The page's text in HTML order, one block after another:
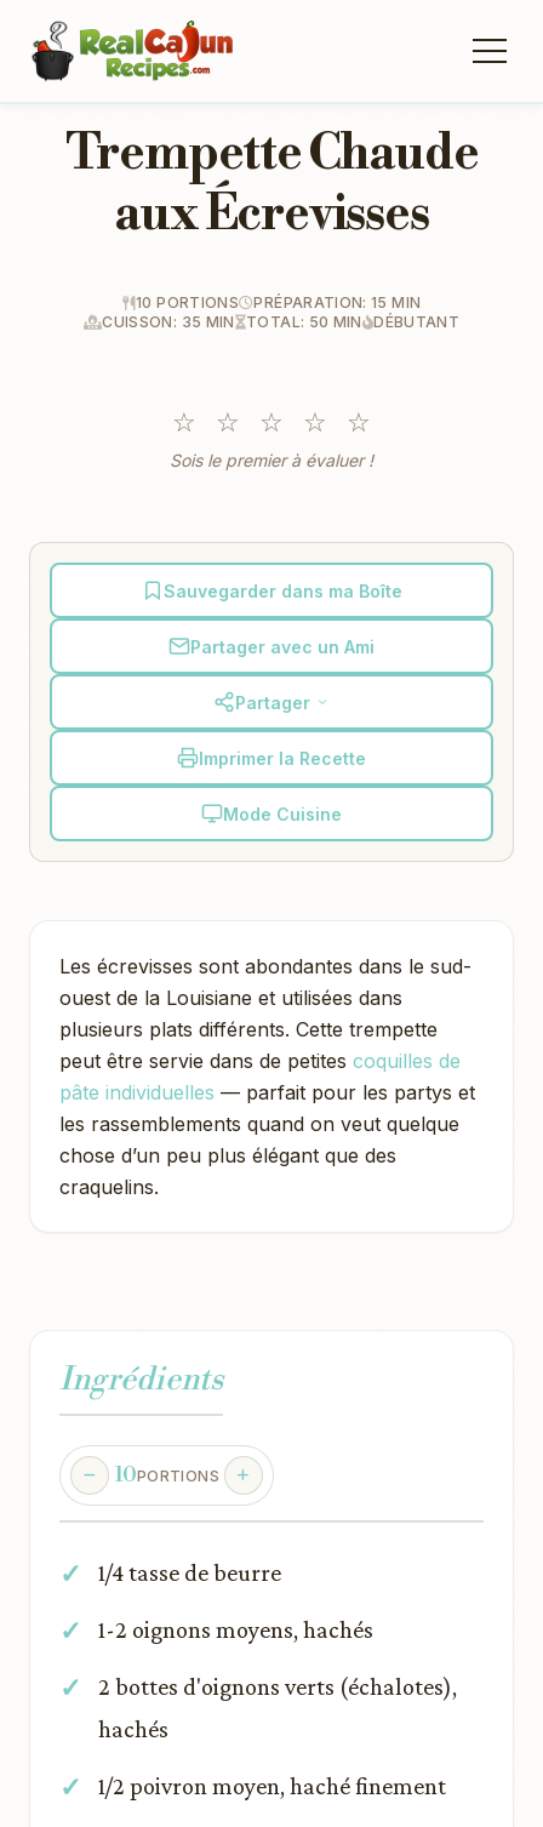
Trempette Chaude
aux Écrevisses
10 PORTIONS
PRÉPARATION: 15 MIN
CUISSON: 35 MIN
TOTAL: 50 MIN DÉBUTANT
☆ ☆ ☆ ☆ ☆
Sois le premier à évaluer !
Sauvegarder dans ma Boîte
Partager avec un Ami
Partager
Imprimer la Recette
Mode Cuisine
Les écrevisses sont abondantes dans le sud-
ouest de la Louisiane et utilisées dans
plusieurs plats différents. Cette trempette
peut être servie dans de petites coquilles de
pâte individuelles — parfait pour les partys et
les rassemblements quand on veut quelque
chose d’un peu plus élégant que des
craquelins.
Ingrédients
10PORTIONS
1/4 tasse de beurre
1-2 oignons moyens, hachés
2 bottes d'oignons verts (échalotes),
hachés
1/2 poivron moyen, haché finement